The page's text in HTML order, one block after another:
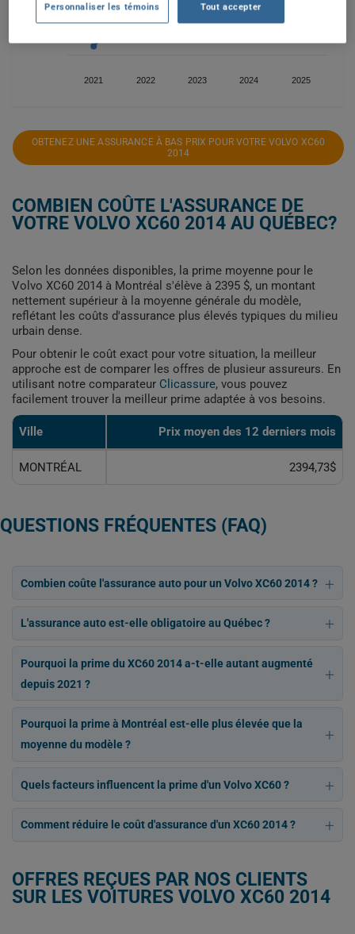
2021 2022 2023 2024 2025
OBTENEZ UNE ASSURANCE À BAS PRIX POUR VOTRE VOLVO XC60
2014
COMBIEN COÛTE L'ASSURANCE DE
VOTRE VOLVO XC60 2014 AU QUÉBEC?
Selon les données disponibles, la prime moyenne pour le
Volvo XC60 2014 à Montréal s'élève à 2395 $, un montant
nettement supérieur à la moyenne générale du modèle,
reflétant les coûts d'assurance plus élevés typiques du milieu
urbain dense.
Pour obtenir le coût exact pour votre situation, la meilleur
approche est de comparer les offres de plusieur assureurs. En
utilisant notre comparateur Clicassure, vous pouvez
facilement trouver la meilleur prime adaptée à vos besoins.
Ville Prix ​​moyen des 12 derniers mois
MONTRÉAL 2394,73$
QUESTIONS FRÉQUENTES (FAQ)
Combien coûte l'assurance auto pour un Volvo XC60 2014 ?
L'assurance auto est-elle obligatoire au Québec ?
Pourquoi la prime du XC60 2014 a-t-elle autant augmenté
depuis 2021 ?
Pourquoi la prime à Montréal est-elle plus élevée que la
moyenne du modèle ?
Quels facteurs influencent la prime d'un Volvo XC60 ?
Comment réduire le coût d'assurance d'un XC60 2014 ?
OFFRES REÇUES PAR NOS CLIENTS
SUR LES VOITURES VOLVO XC60 2014
Personnaliser les témoins Tout accepter